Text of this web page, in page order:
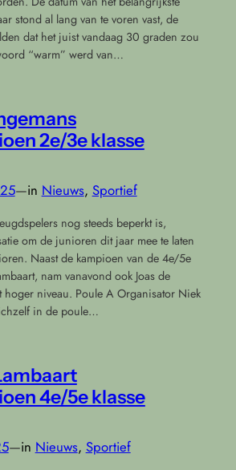
stond al lang van te voren vast, de
dat het juist vandaag 30 graden zou
“warm” werd van…
2e/3e klasse
—in Nieuws, Sportief
nog steeds beperkt is,
om de junioren dit jaar mee te laten
Naast de kampioen van de 4e/5e
nam vanavond ook Joas de
hoger niveau. Poule A Organisator Niek
in de poule…
4e/5e klasse
—in Nieuws, Sportief